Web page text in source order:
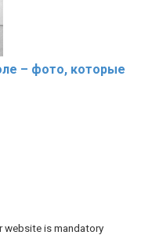
– фото, которые
website is mandatory